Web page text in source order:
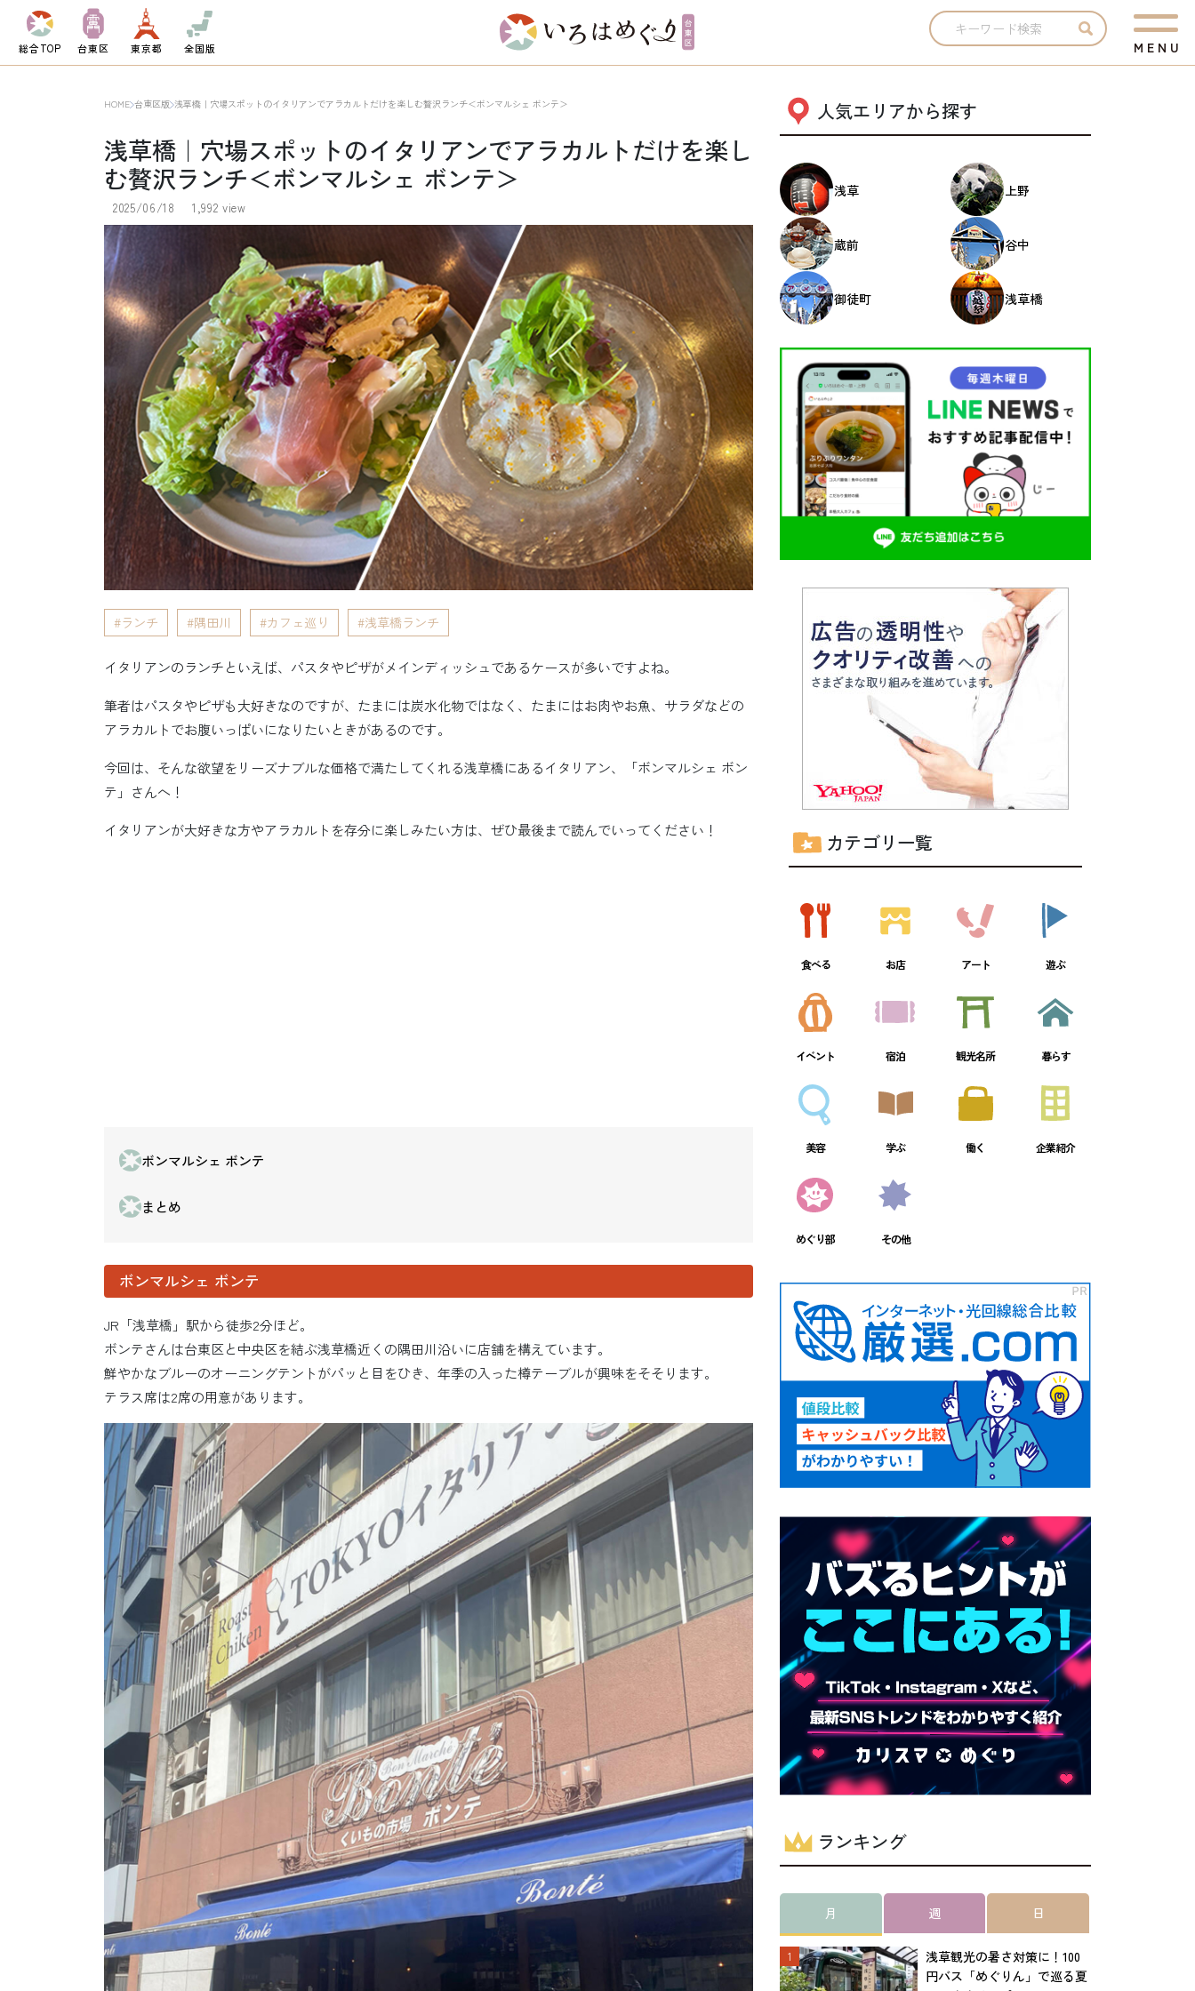
総合TOP 台東区 東京都 全国版 M E N U
HOME 台東区版 浅草橋｜穴場スポットのイタリアンでアラカルトだけを楽しむ贅沢ランチ＜ボンマルシェ ボンテ＞
浅草橋｜穴場スポットのイタリアンでアラカルトだけを楽し
む贅沢ランチ＜ボンマルシェ ボンテ＞
2025/06/18 1,992 view
ランチ 隅田川 カフェ巡り 浅草橋ランチ
イタリアンのランチといえば、パスタやピザがメインディッシュであるケースが多いですよね。
筆者はパスタやピザも大好きなのですが、たまには炭水化物ではなく、たまにはお肉やお魚、サラダなどの
アラカルトでお腹いっぱいになりたいときがあるのです。
今回は、そんな欲望をリーズナブルな価格で満たしてくれる浅草橋にあるイタリアン、「ボンマルシェ ボン
テ」さんへ！
イタリアンが大好きな方やアラカルトを存分に楽しみたい方は、ぜひ最後まで読んでいってください！
ボンマルシェ ボンテ
まとめ
ボンマルシェ ボンテ
JR「浅草橋」駅から徒歩2分ほど。
ボンテさんは台東区と中央区を結ぶ浅草橋近くの隅田川沿いに店舗を構えています。
鮮やかなブルーのオーニングテントがパッと目をひき、年季の入った樽テーブルが興味をそそります。
テラス席は2席の用意があります。
人気エリアから探す
浅草 上野
蔵前 谷中
御徒町 浅草橋
カテゴリ一覧
食べる お店 アート 遊ぶ
イベント 宿泊 観光名所 暮らす
美容 学ぶ 働く 企業紹介
めぐり部 その他
ランキング
月 週 日
浅草観光の暑さ対策に！100
円バス「めぐりん」で巡る夏